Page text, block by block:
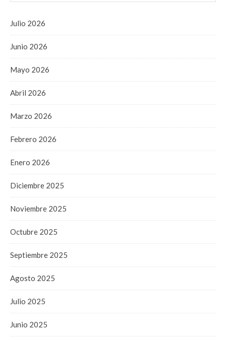
Julio 2026
Junio 2026
Mayo 2026
Abril 2026
Marzo 2026
Febrero 2026
Enero 2026
Diciembre 2025
Noviembre 2025
Octubre 2025
Septiembre 2025
Agosto 2025
Julio 2025
Junio 2025